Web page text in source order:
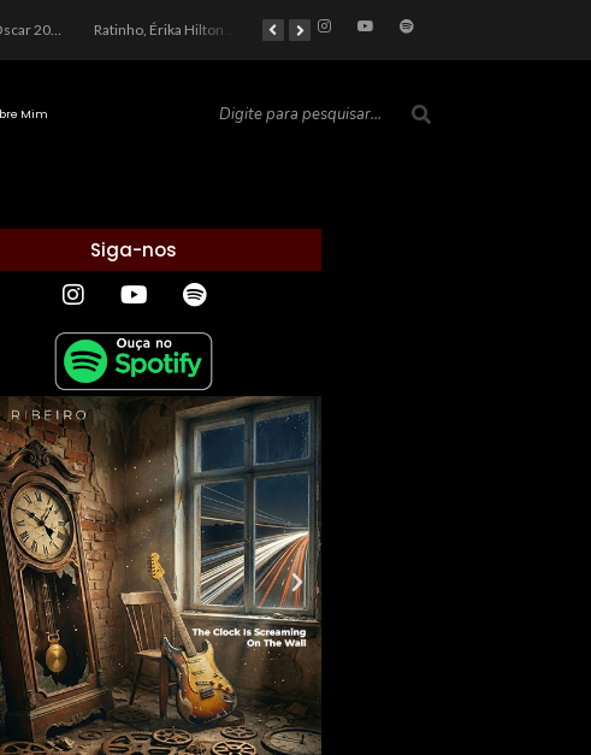
O Brasil no Oscar 2026: Entre a Cota do Politicamente Correto e a Realidade das Telas Ratinho, Érika Hilton e a Farsa Política: Quem Ganha com o Barulho no País de Bobson? As controvérsias que marcam o cenário político e econômico nacional
Mim
Siga-nos